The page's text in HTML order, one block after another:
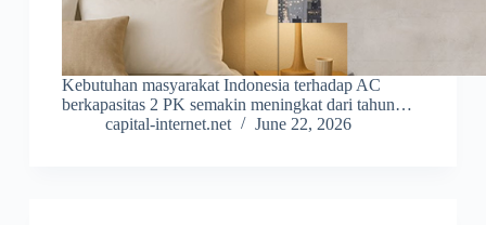
Kebutuhan masyarakat Indonesia terhadap AC
berkapasitas 2 PK semakin meningkat dari tahun…
capital-internet.net
June 22, 2026